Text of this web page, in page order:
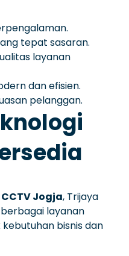
tepat sasaran.
layanan
dan efisien.
pelanggan.
Jogja, Trijaya
layanan
bisnis dan